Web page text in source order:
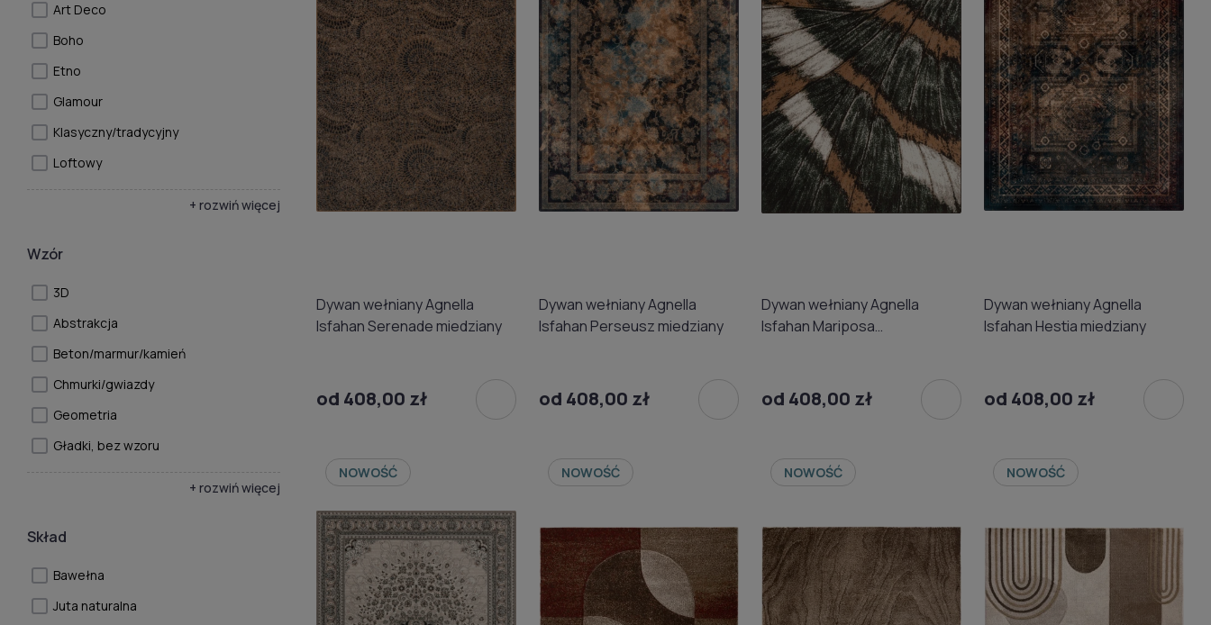
Art Deco
Boho
Etno
Glamour
Klasyczny/tradycyjny
Loftowy
+ rozwiń więcej
Wzór
3D
Abstrakcja
Beton/marmur/kamień
Chmurki/gwiazdy
Geometria
Gładki, bez wzoru
+ rozwiń więcej
Skład
Bawełna
Juta naturalna
Dywan wełniany Agnella
Isfahan Serenade miedziany
od 408,00 zł
Dywan wełniany Agnella
Isfahan Perseusz miedziany
od 408,00 zł
Dywan wełniany Agnella
Isfahan Mariposa
od 408,00 zł
Dywan wełniany Agnella
Isfahan Hestia miedziany
od 408,00 zł
NOWOŚĆ NOWOŚĆ NOWOŚĆ NOWOŚĆ